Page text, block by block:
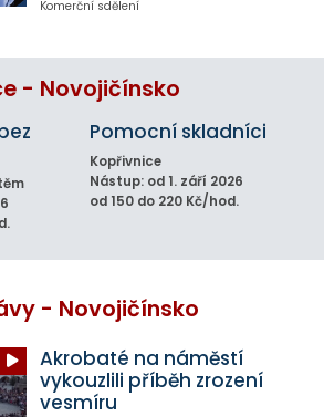
Komerční sdělení
- Novojičínsko
Pomocní skladníci
Kopřivnice
Nástup: od 1. září 2026
od 150 do 220 Kč/hod.
- Novojičínsko
Akrobaté na náměstí
vykouzlili příběh zrození
vesmíru